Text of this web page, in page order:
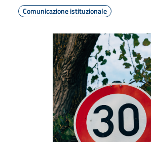
Comunicazione istituzionale